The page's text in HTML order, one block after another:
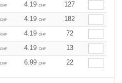
CHF 4.19 CHF
127
CHF 4.19 CHF
182
CHF 4.19 CHF
72
CHF 4.19 CHF
13
CHF 6.99 CHF 22